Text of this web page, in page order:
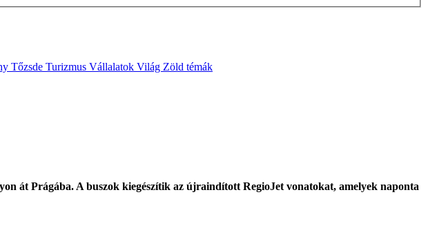
Tőzsde Turizmus Vállalatok Világ Zöld témák
át Prágába. A buszok kiegészítik az újraindított RegioJet vonatokat, amelyek naponta